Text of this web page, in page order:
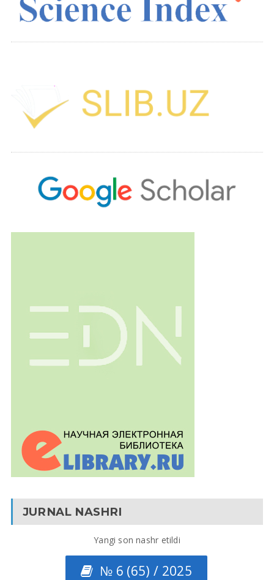
JURNAL NASHRI
Yangi son nashr etildi
№ 6 (65) / 2025